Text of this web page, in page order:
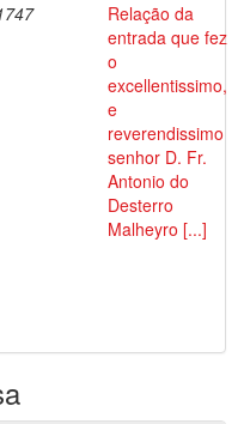
Relação da
entrada que fez
o
excellentissimo,
e
reverendissimo
senhor D. Fr.
Antonio do
Desterro
Malheyro [...]